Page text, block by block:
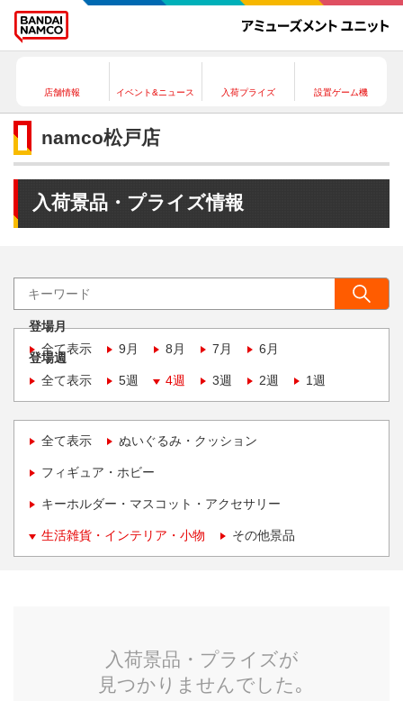
店舗情報 イベント&ニュース 入荷プライズ 設置ゲーム機
namco松戸店
入荷景品・プライズ情報
登場月
全て表示
9月 8月 7月 6月
登場週
全て表示
5週 4週 3週 2週 1週
全て表示 ぬいぐるみ・クッション
フィギュア・ホビー
キーホルダー・マスコット・アクセサリー
生活雑貨・インテリア・小物 その他景品